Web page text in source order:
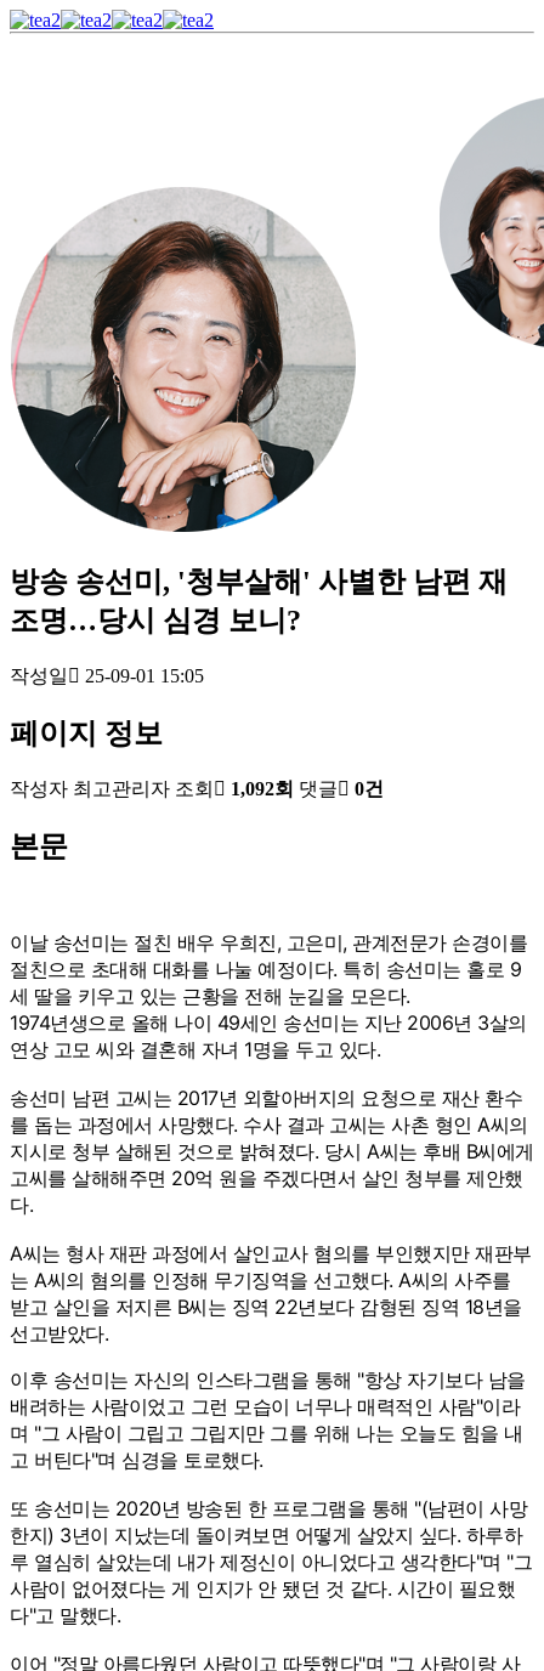
방송 송선미, '청부살해' 사별한 남편 재
조명…당시 심경 보니?
작성일 25-09-01 15:05
페이지 정보
작성자 최고관리자 조회 1,092회 댓글 0건
본문
이날 송선미는 절친 배우 우희진, 고은미, 관계전문가 손경이를
절친으로 초대해 대화를 나눌 예정이다. 특히 송선미는 홀로 9
세 딸을 키우고 있는 근황을 전해 눈길을 모은다.
1974년생으로 올해 나이 49세인 송선미는 지난 2006년 3살의
연상 고모 씨와 결혼해 자녀 1명을 두고 있다.
송선미 남편 고씨는 2017년 외할아버지의 요청으로 재산 환수
를 돕는 과정에서 사망했다. 수사 결과 고씨는 사촌 형인 A씨의
지시로 청부 살해된 것으로 밝혀졌다. 당시 A씨는 후배 B씨에게
고씨를 살해해주면 20억 원을 주겠다면서 살인 청부를 제안했
다.
A씨는 형사 재판 과정에서 살인교사 혐의를 부인했지만 재판부
는 A씨의 혐의를 인정해 무기징역을 선고했다. A씨의 사주를
받고 살인을 저지른 B씨는 징역 22년보다 감형된 징역 18년을
선고받았다.
이후 송선미는 자신의 인스타그램을 통해 "항상 자기보다 남을
배려하는 사람이었고 그런 모습이 너무나 매력적인 사람"이라
며 "그 사람이 그립고 그립지만 그를 위해 나는 오늘도 힘을 내
고 버틴다"며 심경을 토로했다.
또 송선미는 2020년 방송된 한 프로그램을 통해 "(남편이 사망
한지) 3년이 지났는데 돌이켜보면 어떻게 살았지 싶다. 하루하
루 열심히 살았는데 내가 제정신이 아니었다고 생각한다"며 "그
사람이 없어졌다는 게 인지가 안 됐던 것 같다. 시간이 필요했
다"고 말했다.
이어 "정말 아름다웠던 사람이고 따뜻했다"며 "그 사람이랑 사